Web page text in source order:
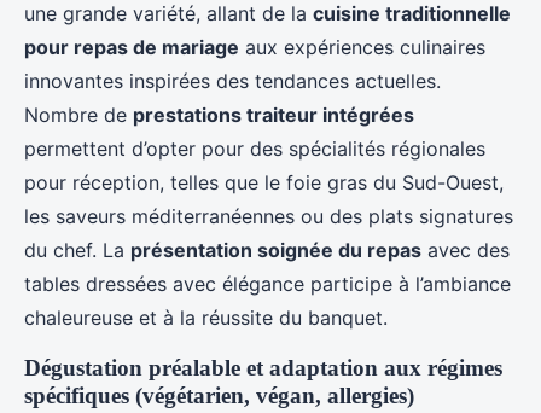
une grande variété, allant de la cuisine traditionnelle
pour repas de mariage aux expériences culinaires
innovantes inspirées des tendances actuelles.
Nombre de prestations traiteur intégrées
permettent d’opter pour des spécialités régionales
pour réception, telles que le foie gras du Sud-Ouest,
les saveurs méditerranéennes ou des plats signatures
du chef. La présentation soignée du repas avec des
tables dressées avec élégance participe à l’ambiance
chaleureuse et à la réussite du banquet.
Dégustation préalable et adaptation aux régimes
spécifiques (végétarien, végan, allergies)